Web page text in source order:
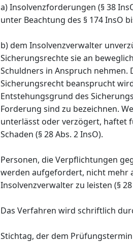
a) Insolvenzforderungen (§ 38
unter Beachtung des § 174 InsO
b) dem Insolvenzverwalter
Sicherungsrechte sie an
Schuldners in Anspruch nehmen.
Sicherungsrecht beansprucht
Entstehungsgrund des
Forderung sind zu bezeichnen.
unterlässt oder verzögert, haftet
Schaden (§ 28 Abs. 2 InsO).
Personen, die Verpflichtungen
werden aufgefordert, nicht mehr
Insolvenzverwalter zu leisten (§ 28
Das Verfahren wird schriftlich
Stichtag, der dem